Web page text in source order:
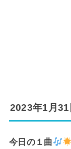
2023年1月31
今日の１曲